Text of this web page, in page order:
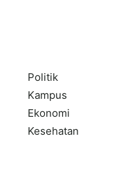
Politik
Kampus
Ekonomi
Kesehatan